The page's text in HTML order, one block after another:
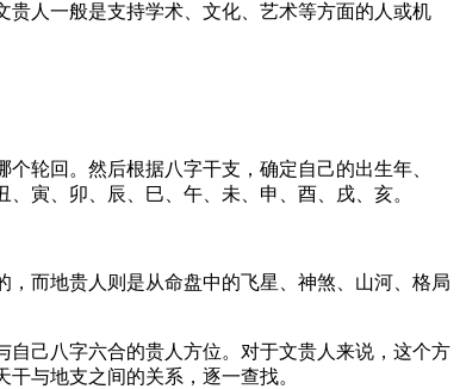
人一般是支持学术、文化、艺术等方面的人或机
轮回。然后根据八字干支，确定自己的出生年、
寅、卯、辰、巳、午、未、申、酉、戌、亥。
而地贵人则是从命盘中的飞星、神煞、山河、格局
己八字六合的贵人方位。对于文贵人来说，这个方
与地支之间的关系，逐一查找。